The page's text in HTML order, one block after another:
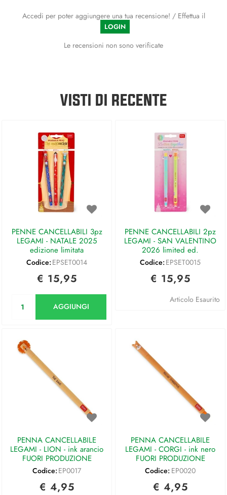
Accedi per poter aggiungere una tua recensione! / Effettua il
LOGIN
Le recensioni non sono verificate
VISTI DI RECENTE
PENNE CANCELLABILI 3pz
LEGAMI - NATALE 2025
edizione limitata
Codice: EPSET0014
€ 15,95
AGGIUNGI
PENNE CANCELLABILI 2pz
LEGAMI - SAN VALENTINO
2026 limited ed.
Codice: EPSET0015
€ 15,95
Articolo Esaurito
PENNA CANCELLABILE
LEGAMI - LION - ink arancio
FUORI PRODUZIONE
Codice: EP0017
€ 4,95
PENNA CANCELLABILE
LEGAMI - CORGI - ink nero
FUORI PRODUZIONE
Codice: EP0020
€ 4,95